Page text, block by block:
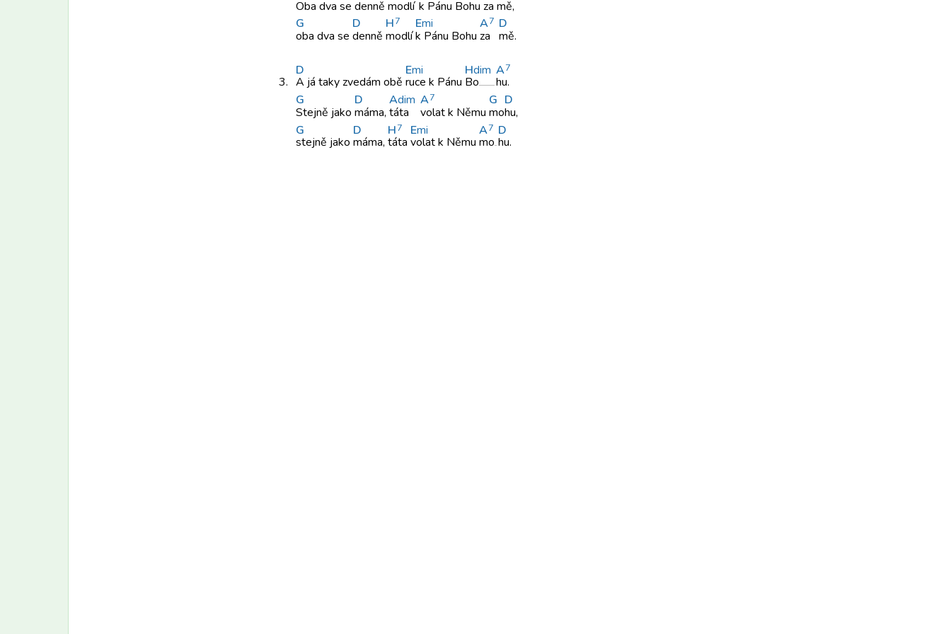
Oba dva se denně modlí k Pánu Bohu za mě,
G
oba dva se
D
denně
H7
modlí
Emi
k Pánu Bohu
A7
za
D
mě.
3.
D
A já taky zvedám obě
Emi
ruce k Pánu
Hdim
Bo
A7
hu.
G
Stejně jako
D
máma,
Adim
táta
A7
volat k Němu
G
mo
D
hu,
G
stejně jako
D
máma,
H7
táta
Emi
volat k Němu
A7
mo
D
hu.